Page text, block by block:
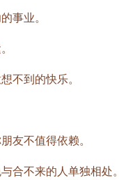
事业。
不到的快乐。
友不值得依赖。
不来的人单独相处。